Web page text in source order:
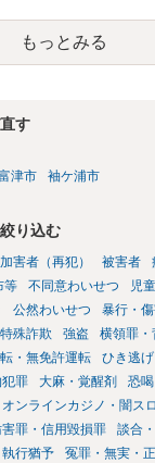
もっとみる
す
津市 袖ケ浦市
り込む
加害者（再犯） 被害者
等
不同意わいせつ
児
公然わいせつ 暴行・
特殊詐欺 強盗 横領罪・
・無免許運転
ひき逃
罪 大麻・覚醒剤 恐
ンラインカジノ・闇ス
罪・信用毀損罪
談合
執行猶予 冤罪・無実・